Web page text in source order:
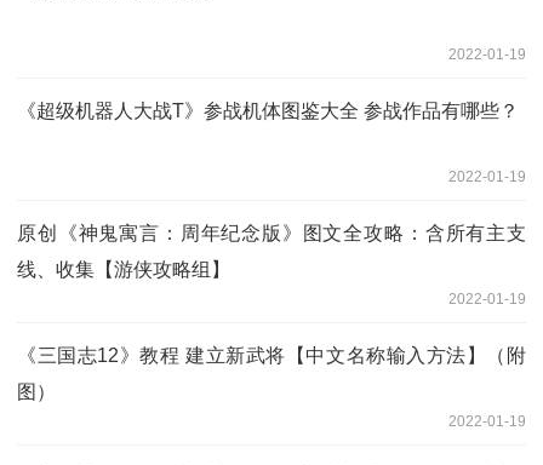
2022-01-19
《超级机器人大战T》参战机体图鉴大全 参战作品有哪些？
2022-01-19
原创《神鬼寓言：周年纪念版》图文全攻略：含所有主支
线、收集【游侠攻略组】
2022-01-19
《三国志12》教程 建立新武将【中文名称输入方法】（附
图）
2022-01-19